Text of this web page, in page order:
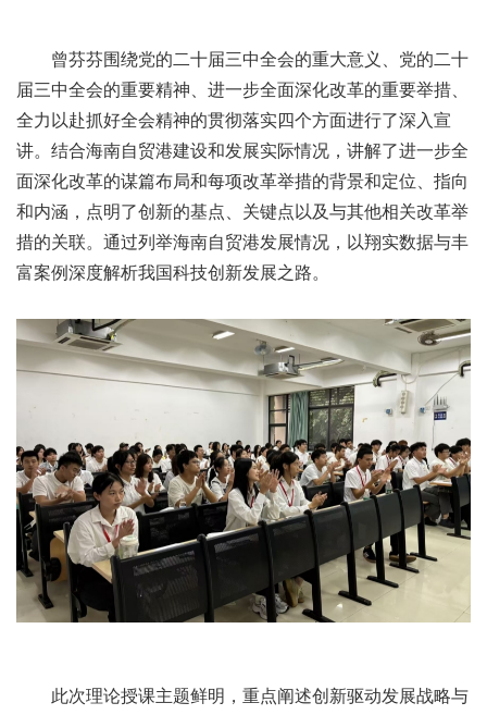
曾芬芬围绕党的二十届三中全会的重大意义、党的二十
届三中全会的重要精神、进一步全面深化改革的重要举措、
全力以赴抓好全会精神的贯彻落实四个方面进行了深入宣
讲。 结合海南自贸港建设和发展实际情况， 讲解了进一步全
面深化改革的谋篇布局和每项改革举措的背景和定位、指向
和内涵， 点明了创新的基点、关键点以及与其他相关改革举
措的关联。通过列举海南自贸港发展情况，以翔实数据与丰
富案例深度解析我国科技创新发展之路。
此次理论授课主题鲜明，重点阐述创新驱动发展战略与